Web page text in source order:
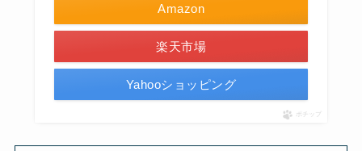
Amazon
楽天市場
Yahooショッピング
ポチップ